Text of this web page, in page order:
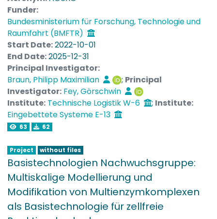
können.
An der TUHH wird der Entwurf der Basistationen
koordiniert und die Kommunikationslinks zwischen
Sensoren und Basistation sowie zwischen
Basisstation und den zentralen Servern entwickelt.
Ein Schwerpunkt liegt darauf möglichst
Energieeffiziente Lösungen zu suchen, da die
Basisstation nur über begrenzte Energiemengen
verfügt.
Funder:
Bundesministerium für Forschung, Technologie und
Raumfahrt (BMFTR)
Start Date:2022-10-01
End Date:2025-12-31
Principal Investigator:
Braun, Philipp Maximilian
; Principal
Investigator: Fey, Görschwin
Institute: Technische Logistik W-6 ; Institute:
Eingebettete Systeme E-13
63 62
Project without files
Basistechnologien Nachwuchsgruppe:
Multiskalige Modellierung und
Modifikation von Multienzymkomplexen
als Basistechnologie für zellfreie